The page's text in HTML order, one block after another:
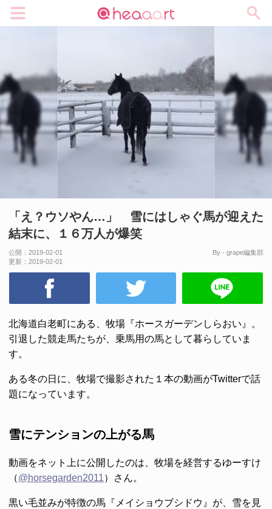
「え？ウソやん…」 雪にはしゃぐ馬が迎えた
結末に、１６万人が爆笑
公開： 2019-02-01
更新： 2019-02-01
By - grape編集部
北海道白老町にある、牧場『ホースガーデンしらおい』。
引退した競走馬たちが、乗馬用の馬として暮らしていま
す。
ある冬の日に、牧場で撮影された１本の動画がTwitterで話
題になっています。
雪にテンションの上がる馬
動画をネット上に公開したのは、牧場を経営するゆーすけ
（@horsegarden2011）さん。
黒い毛並みが特徴の馬『メイショウブシドウ』が、雪を見